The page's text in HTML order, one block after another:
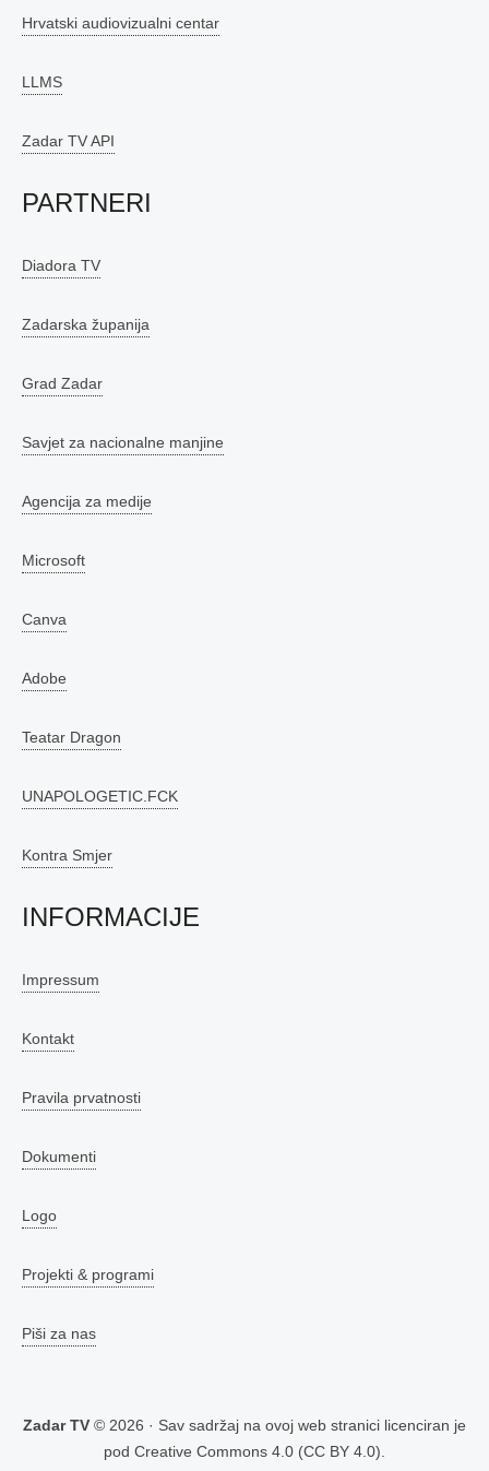
Hrvatski audiovizualni centar
LLMS
Zadar TV API
PARTNERI
Diadora TV
Zadarska županija
Grad Zadar
Savjet za nacionalne manjine
Agencija za medije
Microsoft
Canva
Adobe
Teatar Dragon
UNAPOLOGETIC.FCK
Kontra Smjer
INFORMACIJE
Impressum
Kontakt
Pravila prvatnosti
Dokumenti
Logo
Projekti & programi
Piši za nas
Zadar TV © 2026 · Sav sadržaj na ovoj web stranici licenciran je
pod Creative Commons 4.0 (CC BY 4.0)